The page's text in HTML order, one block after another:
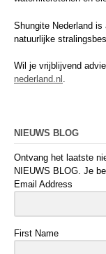
Shungite Nederland
natuurlijke
Wil je vrijblijvend
nederland.nl .
NIEUWS BLOG
Ontvang het laatste
NIEUWS BLOG. Je
Email Address
First Name